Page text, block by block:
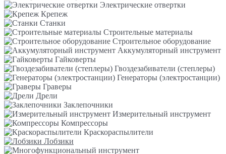
Электрические отвертки
Крепеж
Станки
Строительные материалы
Строительное оборудование
Аккумуляторный инструмент
Гайковерты
Гвоздезабиватели (степлеры)
Генераторы (электростанции)
Граверы
Дрели
Заклепочники
Измерительный инструмент
Компрессоры
Краскораспылители
Лобзики